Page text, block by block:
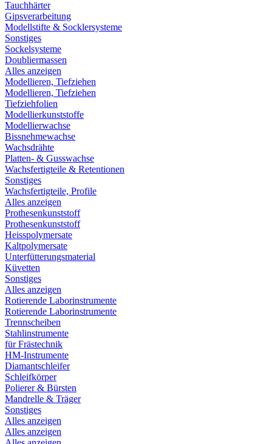
Tauchhärter
Gipsverarbeitung
Modellstifte & Socklersysteme
Sonstiges
Sockelsysteme
Doubliermassen
Alles anzeigen
Modellieren, Tiefziehen
Modellieren, Tiefziehen
Tiefziehfolien
Modellierkunststoffe
Modellierwachse
Bissnehmewachse
Wachsdrähte
Platten- & Gusswachse
Wachsfertigteile & Retentionen
Sonstiges
Wachsfertigteile, Profile
Alles anzeigen
Prothesenkunststoff
Prothesenkunststoff
Heisspolymersate
Kaltpolymersate
Unterfütterungsmaterial
Küvetten
Sonstiges
Alles anzeigen
Rotierende Laborinstrumente
Rotierende Laborinstrumente
Trennscheiben
Stahlinstrumente
für Frästechnik
HM-Instrumente
Diamantschleifer
Schleifkörper
Polierer & Bürsten
Mandrelle & Träger
Sonstiges
Alles anzeigen
Alles anzeigen